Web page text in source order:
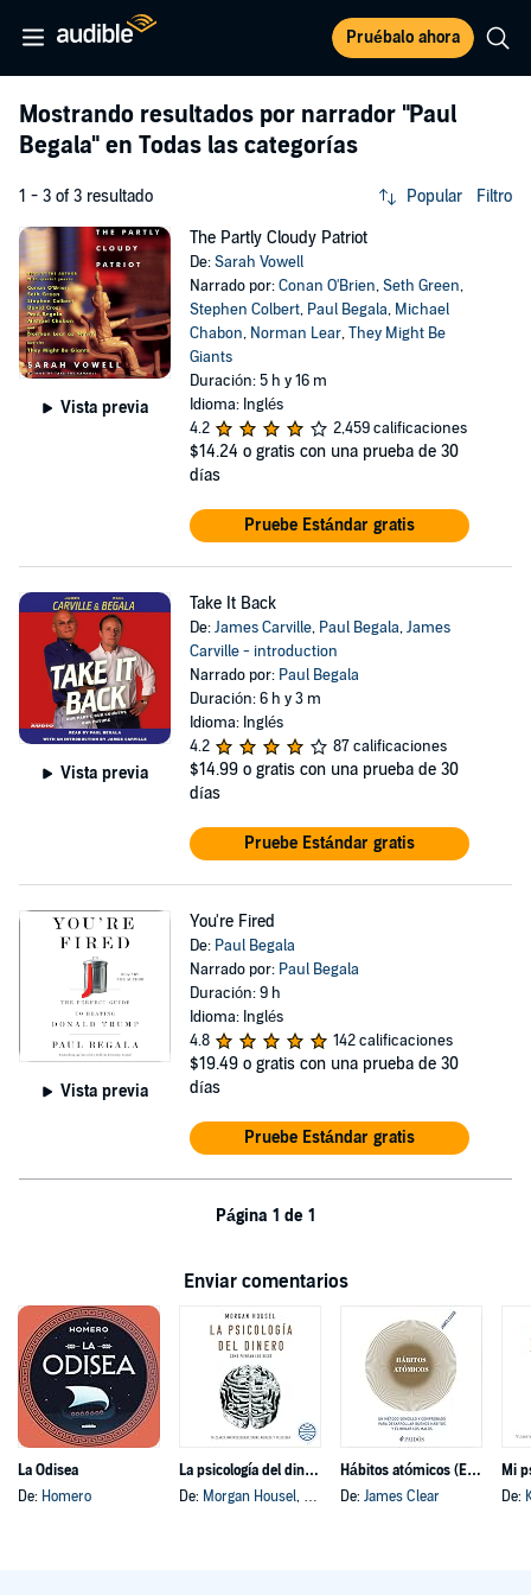
Pruébalo ahora
Mostrando resultados por narrador "Paul
Begala" en Todas las categorías
1 - 3 of 3 resultado Popular Filtro
Vista previa
The Partly Cloudy Patriot
De:Sarah Vowell
Narrado por:Conan O'Brien,Seth Green,
Stephen Colbert, Paul Begala, Michael
Chabon, Norman Lear,They Might Be
Giants
Duración: 5 h y 16 m
Idioma: Inglés
4.2
2,459 calificaciones
$14.24 o gratis con una prueba de 30
días
Pruebe Estándar gratis
Vista previa
Take It Back
De:James Carville, Paul Begala,James
Carville - introduction
Narrado por: Paul Begala
Duración: 6 h y 3 m
Idioma: Inglés
4.2
87 calificaciones
$14.99 o gratis con una prueba de 30
días
Pruebe Estándar gratis
Vista previa
You're Fired
De: Paul Begala
Narrado por: Paul Begala
Duración: 9 h
Idioma: Inglés
4.8
142 calificaciones
$19.49 o gratis con una prueba de 30
días
Pruebe Estándar gratis
Página 1 de 1
Enviar comentarios
La Odisea
De: Homero
La psicología del dinero
De: Morgan Housel, y otros
Hábitos atómicos (Español neutro)
De: James Clear
Mi
De: